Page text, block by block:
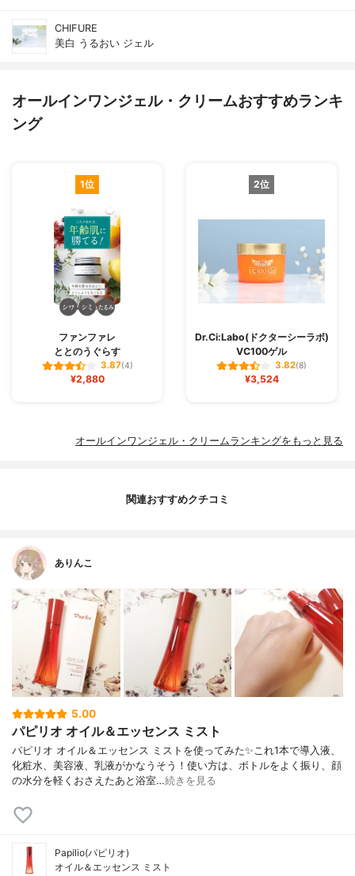
CHIFURE
美白 うるおい ジェル
オールインワンジェル・クリームおすすめランキ
ング
1位
ファンファレ
ととのうぐらす
3.87(4)
¥2,880
2位
Dr.Ci:Labo(ドクターシーラボ)
VC100ゲル
3.82(8)
¥3,524
オールインワンジェル・クリームランキングをもっと見る
関連おすすめクチコミ
ありんこ
5.00
パピリオ オイル＆エッセンス ミスト
パピリオ オイル＆エッセンス ミストを使ってみた✨これ1本で導入液、
化粧水、美容液、乳液がかなうそう！使い方は、ボトルをよく振り、顔
の水分を軽くおさえたあと浴室…続きを見る
Papilio(パピリオ)
オイル＆エッセンス ミスト